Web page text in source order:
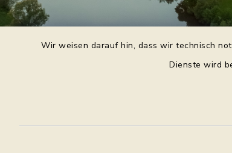
Wir weisen darauf hin, dass wir technisch
Dienste wird